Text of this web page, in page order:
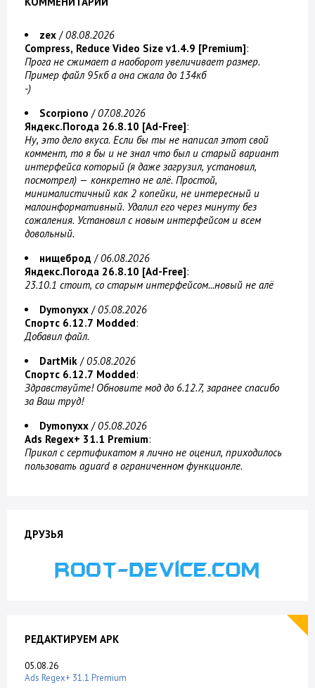
zex /08.08.2026
Compress, Reduce Video Size v1.4.9 [Premium]:
Прога не сжимает а наоборот увеличивает размер.
Пример файл 95кб а она сжала до 134кб
-)
Scorpiono /07.08.2026
Яндекс.Погода 26.8.10 [Ad-Free]:
Ну, это дело вкуса. Если бы ты не написал этот свой
коммент, то я бы и не знал что был и старый вариант
интерфейса который (я даже загрузил, установил,
посмотрел) — конкретно не алё. Простой,
минималистичный как 2 копейки, не интересный и
малоинформативный. Удалил его через минуту без
сожаления. Установил с новым интерфейсом и всем
довольный.
нищеброд /06.08.2026
Яндекс.Погода 26.8.10 [Ad-Free]:
23.10.1 стоит, со старым интерфейсом...новый не алё
Dymonyxx /05.08.2026
Спортс 6.12.7 Modded:
Добавил файл.
DartMik /05.08.2026
Спортс 6.12.7 Modded:
Здравствуйте! Обновите мод до 6.12.7, заранее спасибо
за Ваш труд!
Dymonyxx /05.08.2026
Ads Regex+ 31.1 Premium:
Прикол с сертификатом я лично не оценил, приходилось
пользовать aguard в ограниченном функционле.
ДРУЗЬЯ
РЕДАКТИРУЕМ APK
05.08.26
Ads Regex+ 31.1 Premium